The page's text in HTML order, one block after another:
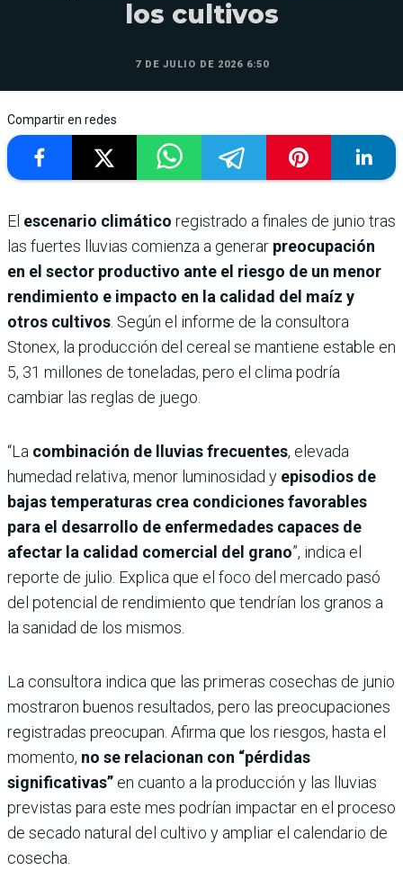
los cultivos
7 DE JULIO DE 2026 6:50
Compartir en redes
El escenario climático registrado a finales de junio tras
las fuertes lluvias comienza a generar preocupación
en el sector productivo ante el riesgo de un menor
rendimiento e impacto en la calidad del maíz y
otros cultivos . Según el informe de la consultora
Stonex, la producción del cereal se mantiene estable en
5, 31 millones de toneladas, pero el clima podría
cambiar las reglas de juego.
“La combinación de lluvias frecuentes, elevada
humedad relativa, menor luminosidad y episodios de
bajas temperaturas crea condiciones favorables
para el desarrollo de enfermedades capaces de
afectar la calidad comercial del grano”, indica el
reporte de julio. Explica que el foco del mercado pasó
del potencial de rendimiento que tendrían los granos a
la sanidad de los mismos.
La consultora indica que las primeras cosechas de junio
mostraron buenos resultados, pero las preocupaciones
registradas preocupan. Afirma que los riesgos, hasta el
momento, no se relacionan con “pérdidas
significativas” en cuanto a la producción y las lluvias
previstas para este mes podrían impactar en el proceso
de secado natural del cultivo y ampliar el calendario de
cosecha.